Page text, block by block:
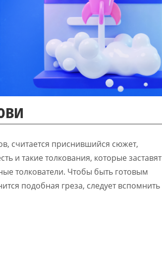
считается приснившийся сюжет,
и такие толкования, которые заставят
толкователи. Чтобы быть готовым
подобная греза, следует вспомнить